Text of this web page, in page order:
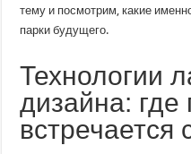
тему и посмотрим, какие
парки будущего.
Технологии
дизайна: где
встречается